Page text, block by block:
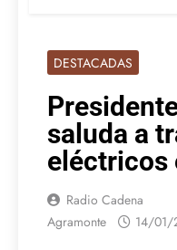
DESTACADAS
saluda a
eléctricos
Radio Cadena
Agramonte
14/01/